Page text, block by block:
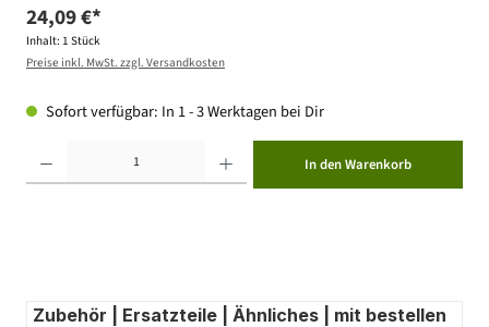
24,09 €*
Inhalt: 1 Stück
Preise inkl. MwSt. zzgl. Versandkosten
Sofort verfügbar: In 1 - 3 Werktagen bei Dir
In den Warenkorb
Zubehör | Ersatzteile | Ähnliches | mit bestellen